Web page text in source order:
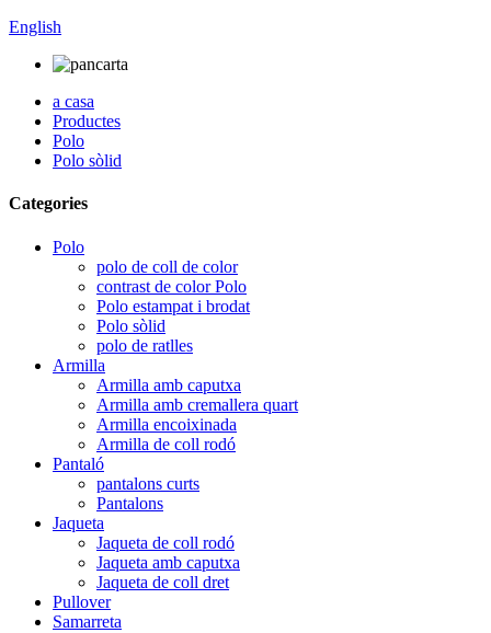
English
a casa
Productes
Polo
Polo sòlid
Categories
Polo
polo de coll de color
contrast de color Polo
Polo estampat i brodat
Polo sòlid
polo de ratlles
Armilla
Armilla amb caputxa
Armilla amb cremallera quart
Armilla encoixinada
Armilla de coll rodó
Pantaló
pantalons curts
Pantalons
Jaqueta
Jaqueta de coll rodó
Jaqueta amb caputxa
Jaqueta de coll dret
Pullover
Samarreta